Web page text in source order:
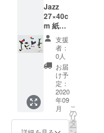
Jazz
27×40c
m 紙に
アクリ
ル、イ
ンク
支援
者：
0人
お届
け予
定：
2020
年09
月
こ
の
リ
タ
ー